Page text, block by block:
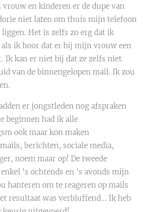
en kinderen er de dupe van
niet laten om thuis mijn telefoon
liggen. Het is zelfs zo erg dat ik
ik hoor dat er bij mijn vrouw een
Ik kan er niet bij dat ze zelfs niet
van de binnengelopen mail. Ik zou
er jongstleden nog afspraken
beginnen had ik alle
ook maar kon maken
berichten, sociale media,
noem maar op! De tweede
's ochtends en 's avonds mijn
hanteren om te reageren op mails
resultaat was verbluffend... Ik heb